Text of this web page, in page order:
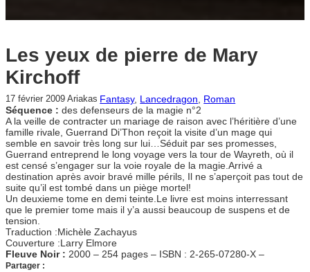
Les yeux de pierre de Mary
Kirchoff
17 février 2009 Ariakas Fantasy, Lancedragon, Roman
Séquence : des defenseurs de la magie n°2
A la veille de contracter un mariage de raison avec l’héritière d’une
famille rivale, Guerrand Di’Thon reçoit la visite d’un mage qui
semble en savoir très long sur lui…Séduit par ses promesses,
Guerrand entreprend le long voyage vers la tour de Wayreth, où il
est censé s’engager sur la voie royale de la magie.Arrivé a
destination après avoir bravé mille périls, Il ne s’aperçoit pas tout de
suite qu’il est tombé dans un piège mortel!
Un deuxieme tome en demi teinte.Le livre est moins interressant
que le premier tome mais il y’a aussi beaucoup de suspens et de
tension.
Traduction :Michèle Zachayus
Couverture :Larry Elmore
Fleuve Noir : 2000 – 254 pages – ISBN : 2-265-07280-X –
Partager :